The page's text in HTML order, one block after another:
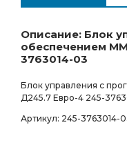
По запросу
Описание: Блок
обеспечением
3763014-03
Блок управления с
Д245.7 Евро-4 245-
Артикул: 245-3763014-